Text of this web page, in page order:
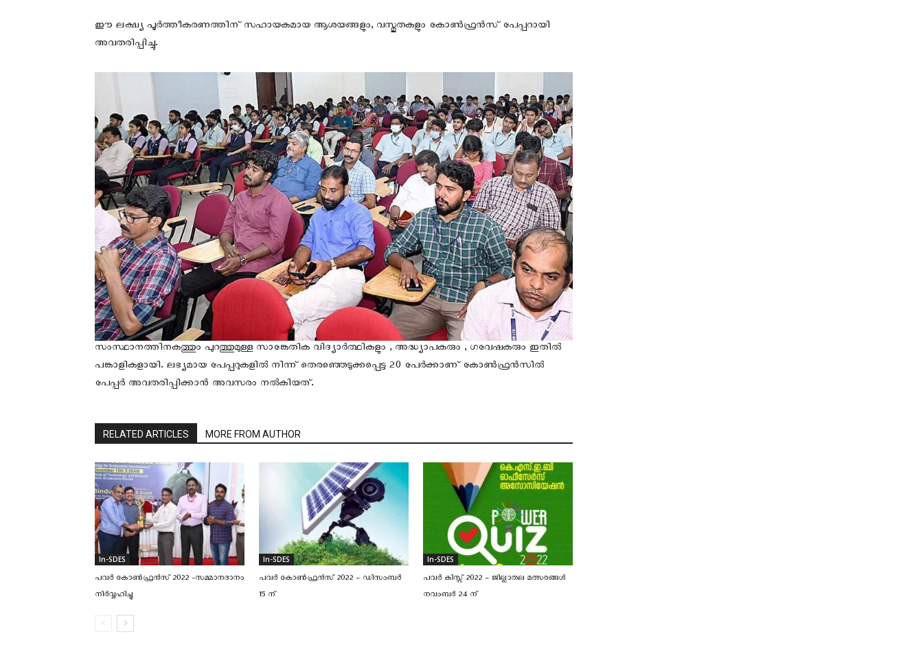
ഈ ലക്ഷ്യ പൂർത്തീകരണത്തിന് സഹായകമായ ആശയങ്ങളും, വസ്തുതകളും കോൺഫ്രൻസ് പേപ്പറായി
അവതരിപ്പിച്ചു.
സംസ്ഥാനത്തിനകത്തും പുറത്തുമുള്ള സാങ്കേതിക വിദ്യാർത്ഥികളും , അദ്ധ്യാപകരും , ഗവേഷകരും ഇതിൽ
പങ്കാളികളായി. ലഭ്യമായ പേപ്പറുകളിൽ നിന്ന് തെരഞ്ഞെടുക്കപ്പെട്ട 20 പേർക്കാണ് കോൺഫ്രൻസിൽ
പേപ്പർ അവതരിപ്പിക്കാൻ അവസരം നൽകിയത്.
RELATED ARTICLES MORE FROM AUTHOR
In-SDES
പവർ കോൺഫ്രൻസ് 2022 -സമ്മാനദാനം
നിർവ്വഹിച്ചു
In-SDES
പവർ കോൺഫ്രൻസ് 2022 – ഡിസംബർ
15 ന്
In-SDES
പവർ കിസ്സ് 2022 – ജില്ലാതല മത്സരങ്ങൾ
നവംബർ 24 ന്